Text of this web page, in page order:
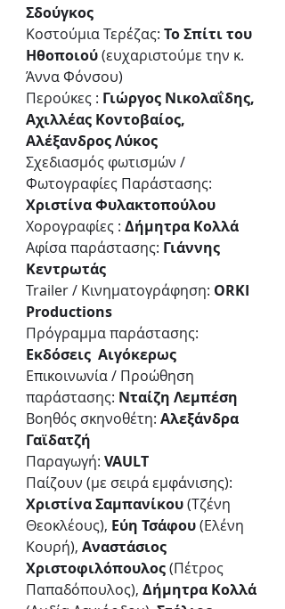
Σδούγκος
Κοστούμια Τερέζας: Το Σπίτι του
Ηθοποιού (ευχαριστούμε την κ.
Άννα Φόνσου)
Περούκες : Γιώργος Νικολαΐδης,
Αχιλλέας Κοντοβαίος,
Αλέξανδρος Λύκος
Σχεδιασμός φωτισμών /
Φωτογραφίες Παράστασης:
Χριστίνα Φυλακτοπούλου
Χορογραφίες : Δήμητρα Κολλά
Αφίσα παράστασης: Γιάννης
Κεντρωτάς
Trailer / Κινηματογράφηση: ORKI
Productions
Πρόγραμμα παράστασης:
Εκδόσεις  Αιγόκερως
Επικοινωνία / Προώθηση
παράστασης: Νταίζη Λεμπέση
Βοηθός σκηνοθέτη: Αλεξάνδρα
Γαϊδατζή
Παραγωγή: VAULT
Παίζουν (με σειρά εμφάνισης):
Χριστίνα Σαμπανίκου (Τζένη
Θεοκλέους), Εύη Τσάφου (Ελένη
Κουρή), Αναστάσιος
Χριστοφιλόπουλος (Πέτρος
Παπαδόπουλος), Δήμητρα Κολλά